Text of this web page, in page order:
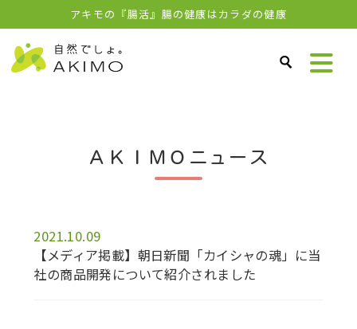
アキモの『腸活』腸の健康はカラダの健康
ＡＫＩＭＯニュース
2021.10.09
【メディア掲載】朝日新聞「カイシャの魂」に当
社の商品開発について紹介されました